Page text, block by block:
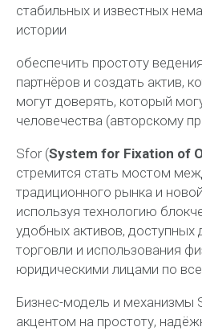
стабильных и известных
истории
обеспечить простоту
партнёров и создать актив,
могут доверять, который
человечества (авторскому
Sfor (System for Fixation of
стремится стать мостом
традиционного рынка и
используя технологию
удобных активов, доступных
торговли и использования
юридическими лицами по
Бизнес-модель и механизмы
акцентом на простоту,